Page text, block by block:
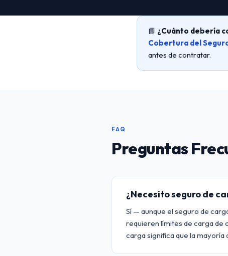
📘 ¿Cuánto debería
Cobertura del
antes de contratar.
FAQ
Preguntas
¿Necesito seguro de
Sí — aunque el seguro de
requieren límites de carga de
carga significa que la